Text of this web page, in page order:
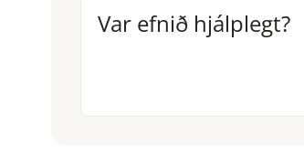
Var efnið hjálplegt?
Var efnið hjálplegt?